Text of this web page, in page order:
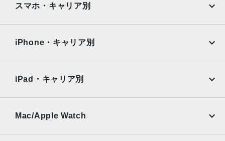
AQUOS
OPPO Android
Surface
Xiaomi Tablet
スマホ・キャリア別
Ymobile
UQmobile
iPhone・キャリア別
Ymobile
UQmobile
iPad・キャリア別
Mac/Apple Watch